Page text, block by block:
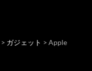
> ガジェット > Apple